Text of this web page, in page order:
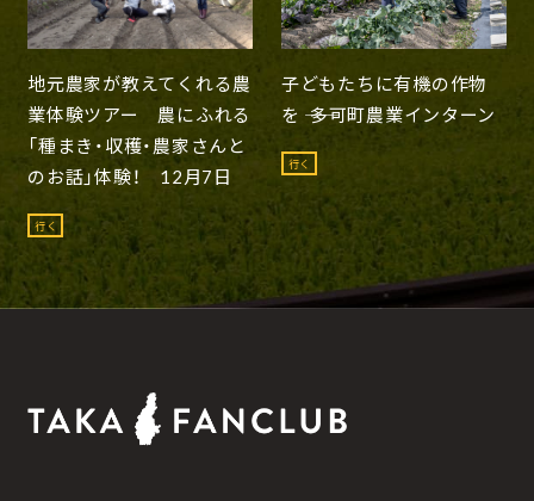
地元農家が教えてくれる農
業体験ツアー 農にふれる
「種まき・収穫・農家さんと
のお話」体験！ 12月7日
行く
子どもたちに有機の作物
を ―― 多可町農業インターン
行く